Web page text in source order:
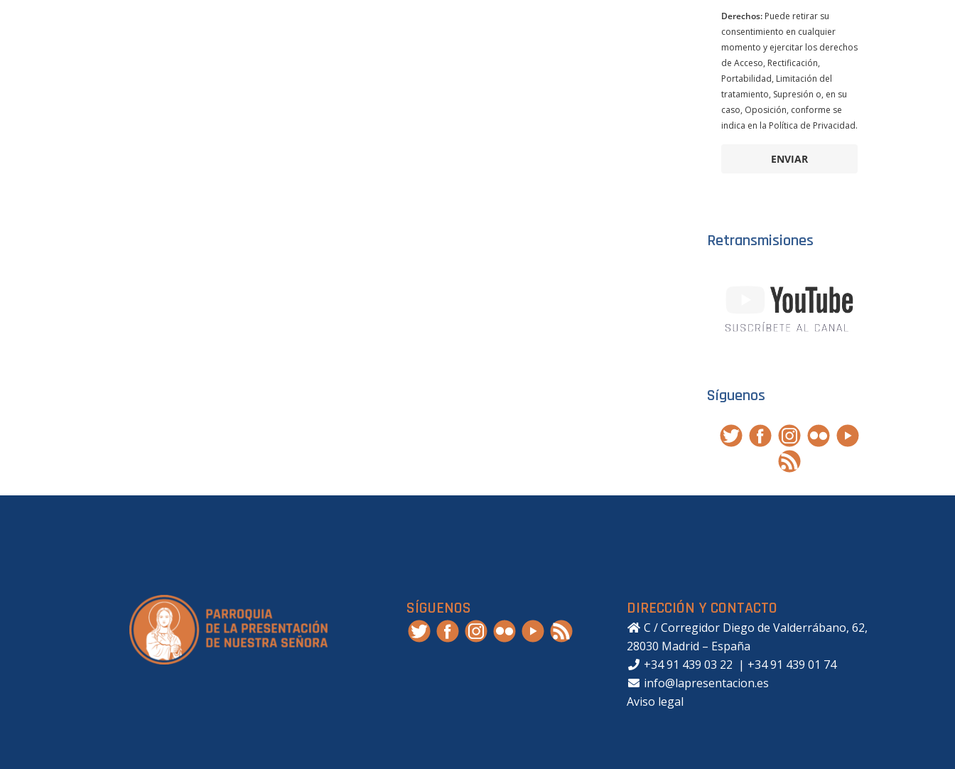
Derechos:Puede retirar su
consentimiento en cualquier
momento y ejercitar los derechos
de Acceso, Rectificación,
Portabilidad, Limitación del
tratamiento, Supresión o, en su
caso, Oposición, conforme se
indica en la Política de Privacidad.
ENVIAR
Retransmisiones
Síguenos
SÍGUENOS DIRECCIÓN Y CONTACTO
C / Corregidor Diego de Valderrábano, 62,
28030 Madrid – España
+34 91 439 03 22 | +34 91 439 01 74
info@lapresentacion.es
Aviso legal